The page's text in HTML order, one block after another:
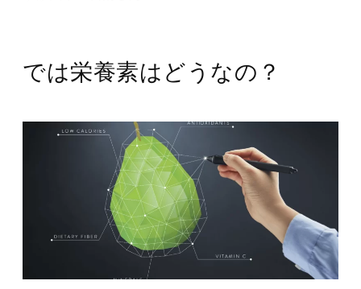
では栄養素はどうなの？